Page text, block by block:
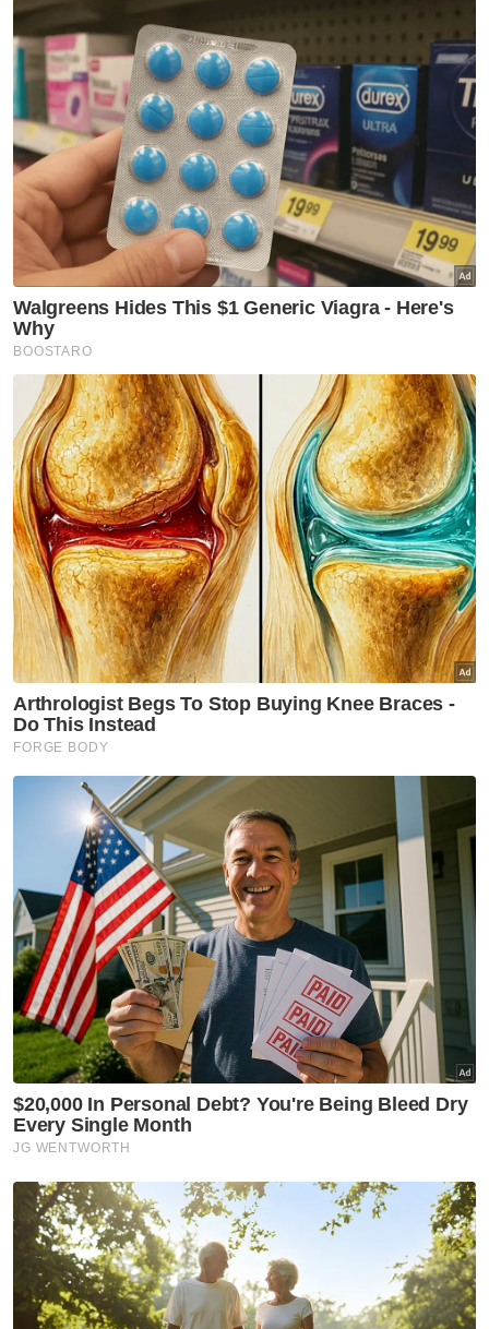
Berita Telus & Tulus menerusi E-Mel setiap
hari!
Menurutnya, anak guamnya menanggung
tujuh anak hasil daripada dua perkahwinan
serta dua warga emas iaitu ibu kandung dan
ibu mentuanya.
"Anak guam yang telah diisytihar sebagai
muflis pada 2023 juga menghidap penyakit
kencing manis, ‘glaucoma’ serta masalah
saraf.
“Saya mohon mahkamah membenarkan
anak guam diikat jamin dengan jumlah yang
rendah dan munasabah," katanya.
Selepas mendengar permohonan daripada
kedua-dua pihak, Azrul membenarkan
tertuduh diberi jaminan sebanyak
RM500,000 dengan seorang penjamin
termasuk syarat tambahan yang
dicadangkan pihak pendakwaan.
Mahkamah menetapkan sebutan semula kes
pada 7 Mei ini.
Ringkasan AI
Seorang ahli perniagaan mengaku tidak
bersalah atas pertuduhan menyebabkan
pernyataan palsu kepada Bursa Malaysia
Rosland Othman didakwa sebagai
pengarah Sarawak Consolidated
Industries Berhad memberikan
pernyataan palsu dalam laporan
kewangan
Kesalahan dilakukan pada 30 September
2021 di Bursa Malaysia, Bukit Kewangan
Boleh dihukum penjara maksimum 10
tahun dan denda hingga RM3 juta
Mahkamah membenarkan jaminan
RM500,000 dengan syarat tambahan